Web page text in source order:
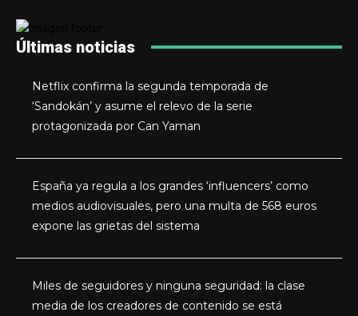
Últimas noticias
Netflix confirma la segunda temporada de
‘Sandokán’ y asume el relevo de la serie
protagonizada por Can Yaman
España ya regula a los grandes ‘influencers’ como
medios audiovisuales, pero una multa de 568 euros
expone las grietas del sistema
Miles de seguidores y ninguna seguridad: la clase
media de los creadores de contenido se está